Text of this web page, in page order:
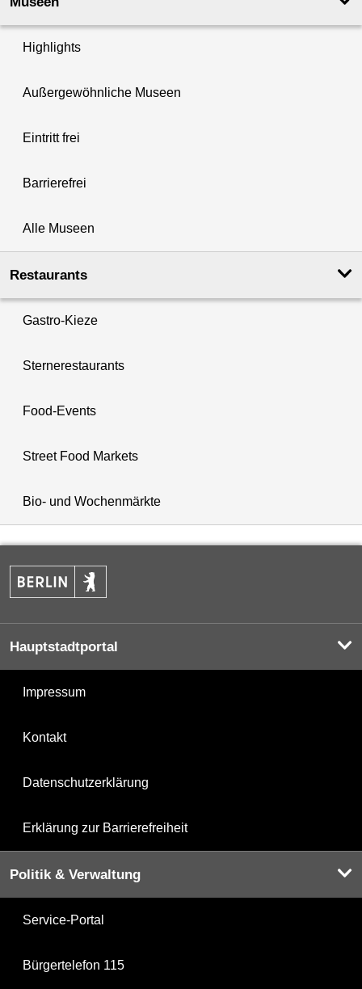
Highlights
Außergewöhnliche Museen
Eintritt frei
Barrierefrei
Alle Museen
Restaurants
Gastro-Kieze
Sternerestaurants
Food-Events
Street Food Markets
Bio- und Wochenmärkte
Hauptstadtportal
Impressum
Kontakt
Datenschutzerklärung
Erklärung zur Barrierefreiheit
Politik & Verwaltung
Service-Portal
Bürgertelefon 115